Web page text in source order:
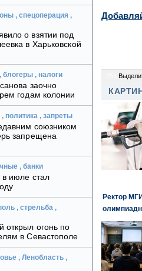
, спецоперация ,
о взятии под
в Харьковской
, блогеры , налоги
заочно
годам колонии
, политика , запреты
союзником
запрещена
, банки
июле стал
, стрельба ,
открыл огонь по
в Севастополе
, Ленобласть ,
Ректор